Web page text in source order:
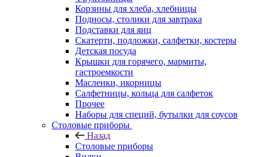
Корзины для хлеба, хлебницы
Подносы, столики для завтрака
Подставки для яиц
Скатерти, подложки, салфетки, костеры
Детская посуда
Крышки для горячего, мармиты,
гастроемкости
Масленки, икорницы
Салфетницы, кольца для салфеток
Прочее
Наборы для специй, бутылки для соусов
Столовые приборы
Назад
Столовые приборы